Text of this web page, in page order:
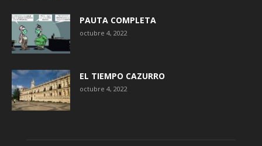
PAUTA COMPLETA
octubre 4, 2022
EL TIEMPO CAZURRO
octubre 4, 2022